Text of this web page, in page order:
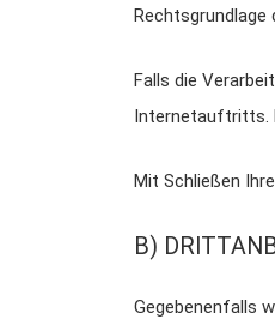
Rechtsgrundlage
Falls die
Internetauftritts.
Mit Schließen
B)
Gegebenenfalls